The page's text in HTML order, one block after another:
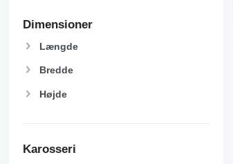
Dimensioner
Længde
Bredde
Højde
Karosseri